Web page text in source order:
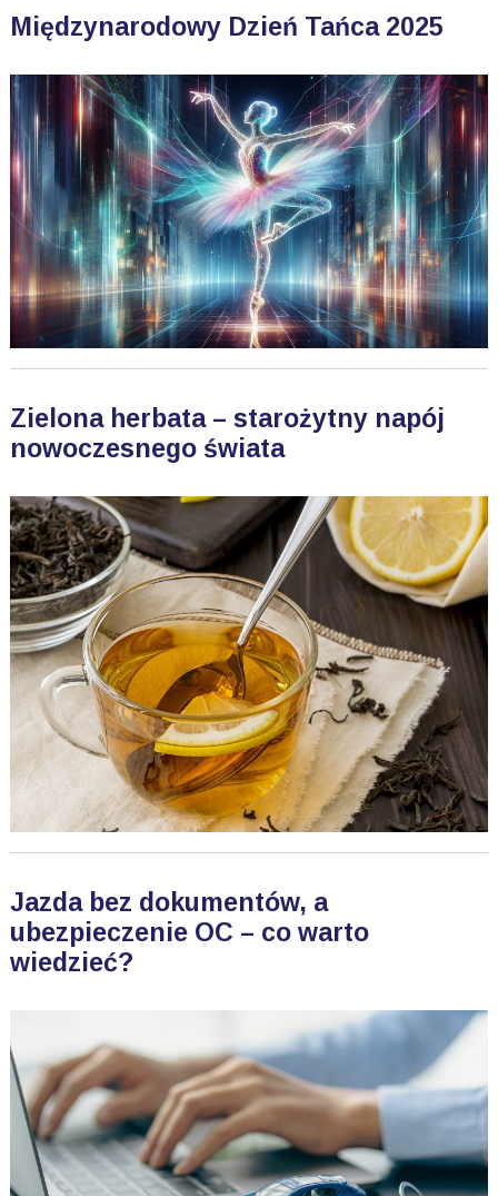
Międzynarodowy Dzień Tańca 2025
Zielona herbata – starożytny napój
nowoczesnego świata
Jazda bez dokumentów, a
ubezpieczenie OC – co warto
wiedzieć?